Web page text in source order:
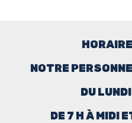
NOTRE
DU
DE 7 H À MIDI